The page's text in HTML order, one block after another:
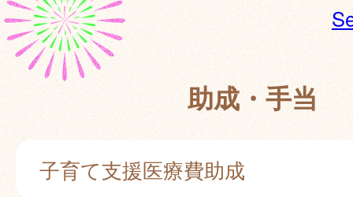
助成・手当
子育て支援医療費助成